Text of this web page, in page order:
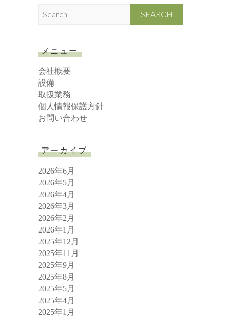
c
h
メニュー
会社概要
設備
取扱業務
個人情報保護方針
お問い合わせ
アーカイブ
2026年6月
2026年5月
2026年4月
2026年3月
2026年2月
2026年1月
2025年12月
2025年11月
2025年9月
2025年8月
2025年5月
2025年4月
2025年1月